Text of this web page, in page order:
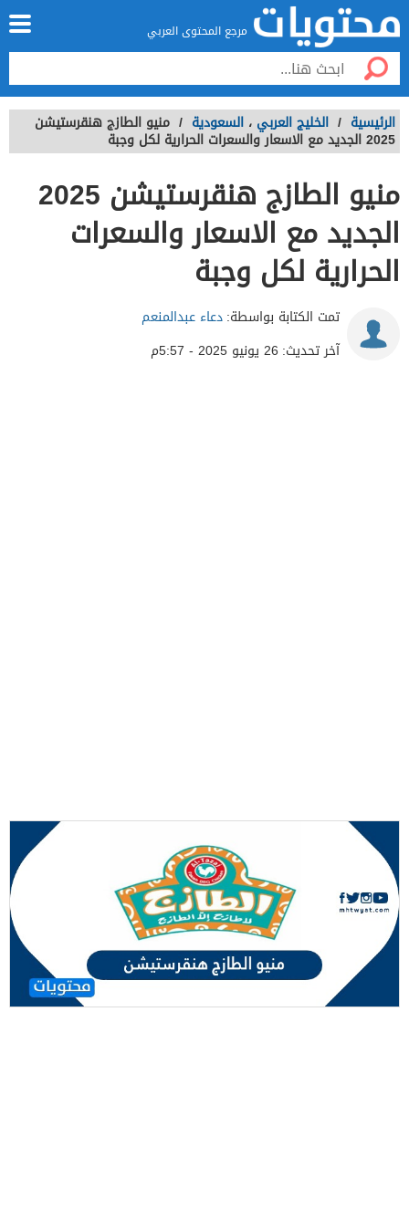
مرجع المحتوى العربي
الرئيسية / الخليج العربي ، السعودية / منيو الطازج هنقرستيشن
2025 الجديد مع الاسعار والسعرات الحرارية لكل وجبة
منيو الطازج هنقرستيشن 2025
الجديد مع الاسعار والسعرات
الحرارية لكل وجبة
تمت الكتابة بواسطة:دعاء عبدالمنعم
آخر تحديث: 26 يونيو 2025 - 5:57م